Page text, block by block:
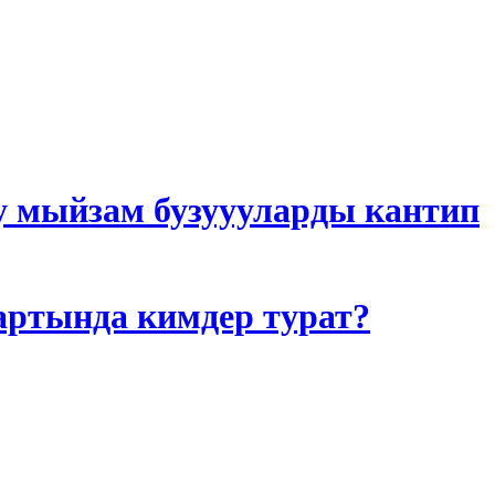
мыйзам бузуууларды кантип
кимдер турат?